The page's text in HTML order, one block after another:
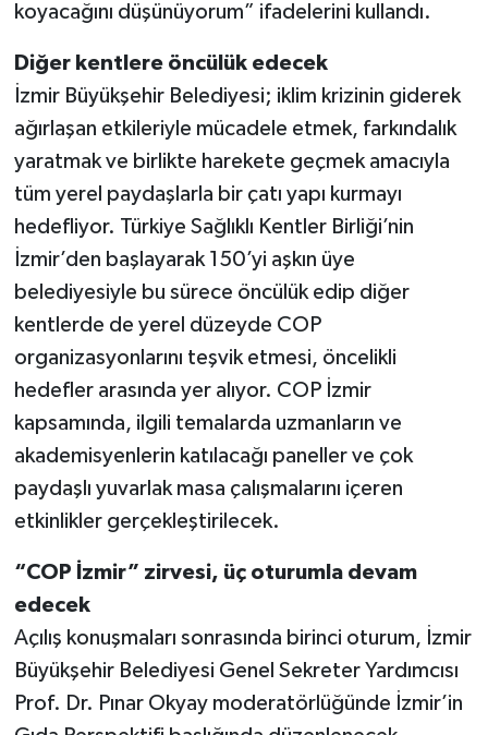
koyacağını düşünüyorum” ifadelerini kullandı.
Diğer kentlere öncülük edecek
İzmir Büyükşehir Belediyesi; iklim krizinin giderek
ağırlaşan etkileriyle mücadele etmek, farkındalık
yaratmak ve birlikte harekete geçmek amacıyla
tüm yerel paydaşlarla bir çatı yapı kurmayı
hedefliyor. Türkiye Sağlıklı Kentler Birliği’nin
İzmir’den başlayarak 150’yi aşkın üye
belediyesiyle bu sürece öncülük edip diğer
kentlerde de yerel düzeyde COP
organizasyonlarını teşvik etmesi, öncelikli
hedefler arasında yer alıyor. COP İzmir
kapsamında, ilgili temalarda uzmanların ve
akademisyenlerin katılacağı paneller ve çok
paydaşlı yuvarlak masa çalışmalarını içeren
etkinlikler gerçekleştirilecek.
“COP İzmir” zirvesi, üç oturumla devam
edecek
Açılış konuşmaları sonrasında birinci oturum, İzmir
Büyükşehir Belediyesi Genel Sekreter Yardımcısı
Prof. Dr. Pınar Okyay moderatörlüğünde İzmir’in